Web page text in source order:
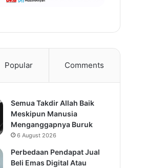
Popular Comments
Semua Takdir Allah Baik
Meskipun Manusia
Menganggapnya Buruk
6 August 2026
Perbedaan Pendapat Jual
Beli Emas Digital Atau